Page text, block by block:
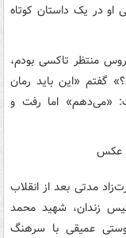
در یک داستان کوتاه
منتظر تاکسی بودم،
گفتم «این باید رمان
«می‌دهم» اما رفت و
مدتی بعد از انقلاب
زندان، شهید محمد
عمیقی با سرهنگ